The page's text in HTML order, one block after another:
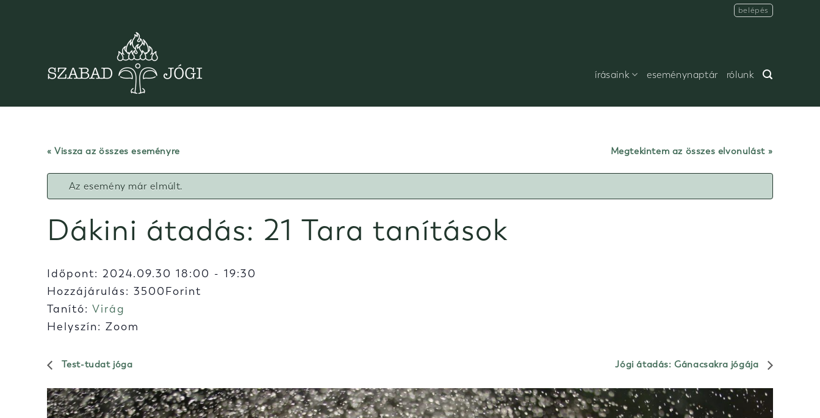
belépés
írásaink eseménynaptár rólunk
« Vissza az összes eseményre Megtekintem az összes elvonulást
Az esemény már elmúlt.
Dákini átadás: 21 Tara tanítások
Időpont: 2024.09.30 18:00 - 19:30
Hozzájárulás: 3500Forint
Tanító: Virág
Helyszín: Zoom
Test-tudat jóga Jógi átadás: Gánacsakra jógája